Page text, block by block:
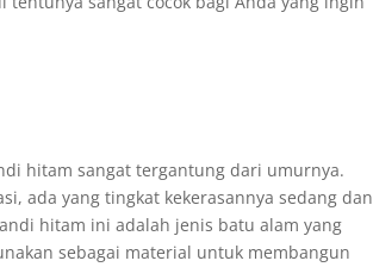
hitam sangat tergantung dari umurnya.
ada yang tingkat kekerasannya sedang dan
hitam ini adalah jenis batu alam yang
sebagai material untuk membangun